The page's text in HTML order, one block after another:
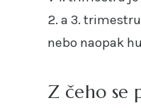
2. a 3.
nebo naopak
Z čeho se